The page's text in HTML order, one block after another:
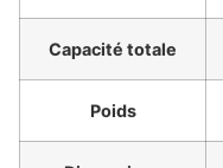
Capacité totale
Poids